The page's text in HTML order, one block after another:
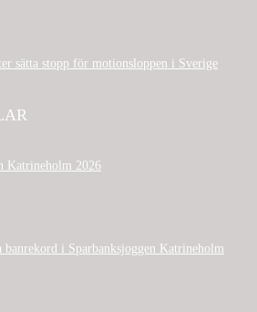
sätta stopp för motionsloppen i Sverige
Katrineholm 2026
banrekord i Sparbanksjoggen Katrineholm